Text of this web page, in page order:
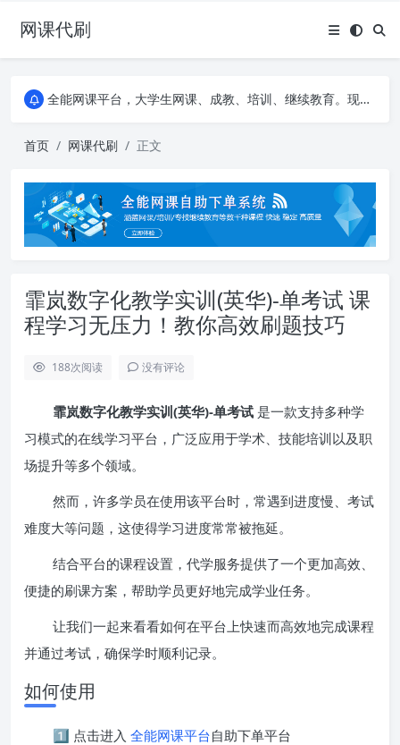
网课代刷
AI论文写作平台，根据真实文献内容生成论文
全能网课平台，大学生网课、成教、培训、继续教育。现已接入代刷代考项目3000+
全能网课平台，大学生网课、成教、培训、继续教育。现已接入代刷代考项目3000+
首页 网课代刷 正文
霏岚数字化教学实训(英华)-单考试 课
程学习无压力！教你高效刷题技巧
188次阅读 没有评论
霏岚数字化教学实训(英华)-单考试 是一款支持多种学
习模式的在线学习平台，广泛应用于学术、技能培训以及职
场提升等多个领域。
然而，许多学员在使用该平台时，常遇到进度慢、考试
难度大等问题，这使得学习进度常常被拖延。
结合平台的课程设置，代学服务提供了一个更加高效、
便捷的刷课方案，帮助学员更好地完成学业任务。
让我们一起来看看如何在平台上快速而高效地完成课程
并通过考试，确保学时顺利记录。
如何使用
1️⃣ 点击进入 全能网课平台自助下单平台